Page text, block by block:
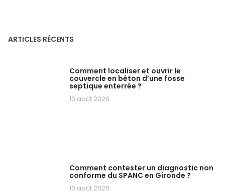
ARTICLES RÉCENTS
Comment localiser et ouvrir le
couvercle en béton d’une fosse
septique enterrée ?
10 août 2026
Comment contester un diagnostic non
conforme du SPANC en Gironde ?
10 août 2026